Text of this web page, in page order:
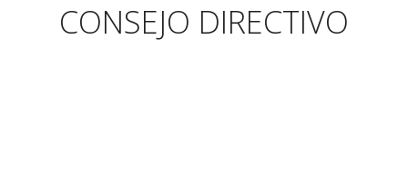
CONSEJO DIRECTIVO